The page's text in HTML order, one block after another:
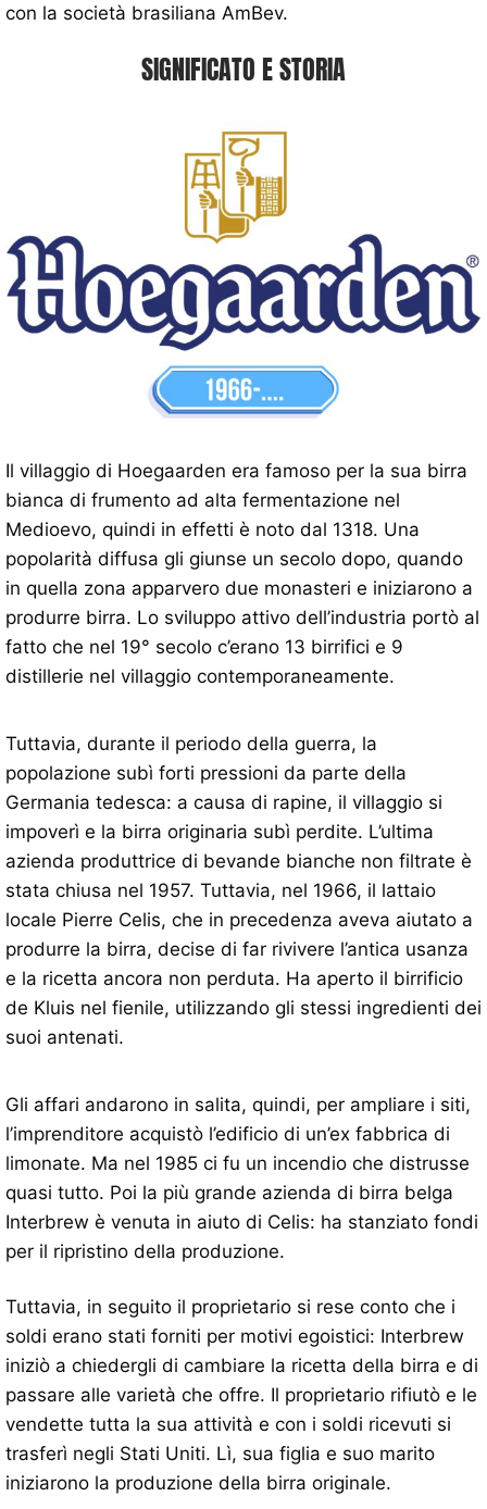
con la società brasiliana AmBev.
SIGNIFICATO E STORIA
Il villaggio di Hoegaarden era famoso per la sua birra
bianca di frumento ad alta fermentazione nel
Medioevo, quindi in effetti è noto dal 1318. Una
popolarità diffusa gli giunse un secolo dopo, quando
in quella zona apparvero due monasteri e iniziarono a
produrre birra. Lo sviluppo attivo dell’industria portò al
fatto che nel 19° secolo c’erano 13 birrifici e 9
distillerie nel villaggio contemporaneamente.
Tuttavia, durante il periodo della guerra, la
popolazione subì forti pressioni da parte della
Germania tedesca: a causa di rapine, il villaggio si
impoverì e la birra originaria subì perdite. L’ultima
azienda produttrice di bevande bianche non filtrate è
stata chiusa nel 1957. Tuttavia, nel 1966, il lattaio
locale Pierre Celis, che in precedenza aveva aiutato a
produrre la birra, decise di far rivivere l’antica usanza
e la ricetta ancora non perduta. Ha aperto il birrificio
de Kluis nel fienile, utilizzando gli stessi ingredienti dei
suoi antenati.
Gli affari andarono in salita, quindi, per ampliare i siti,
l’imprenditore acquistò l’edificio di un’ex fabbrica di
limonate. Ma nel 1985 ci fu un incendio che distrusse
quasi tutto. Poi la più grande azienda di birra belga
Interbrew è venuta in aiuto di Celis: ha stanziato fondi
per il ripristino della produzione.
Tuttavia, in seguito il proprietario si rese conto che i
soldi erano stati forniti per motivi egoistici: Interbrew
iniziò a chiedergli di cambiare la ricetta della birra e di
passare alle varietà che offre. Il proprietario rifiutò e le
vendette tutta la sua attività e con i soldi ricevuti si
trasferì negli Stati Uniti. Lì, sua figlia e suo marito
iniziarono la produzione della birra originale.